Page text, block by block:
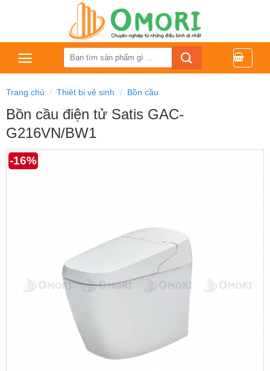
dung
Tìm
kiếm:
Trang chủ / Thiêt bị vệ sinh / Bồn cầu
Bồn cầu điện tử Satis GAC-
G216VN/BW1
-16%